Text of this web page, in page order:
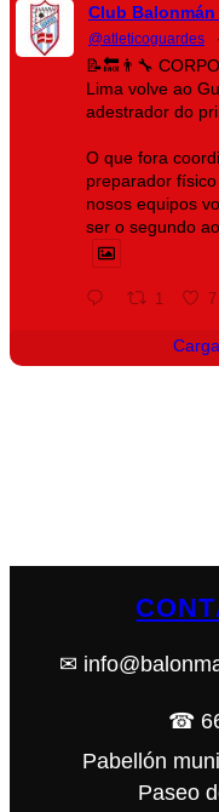
Club
@atleticoguardes ·
📝🔙👨‍🔧
Lima volve ao
adestrador do
O que fora
preparador
nosos equipos
ser o segundo
1 7
✉
☎
Pabellón
Paseo